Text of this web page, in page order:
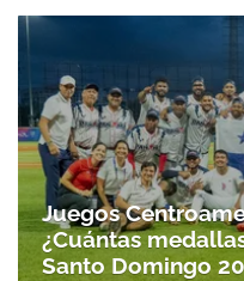
Juegos
¿Cuántas
Santo Domingo